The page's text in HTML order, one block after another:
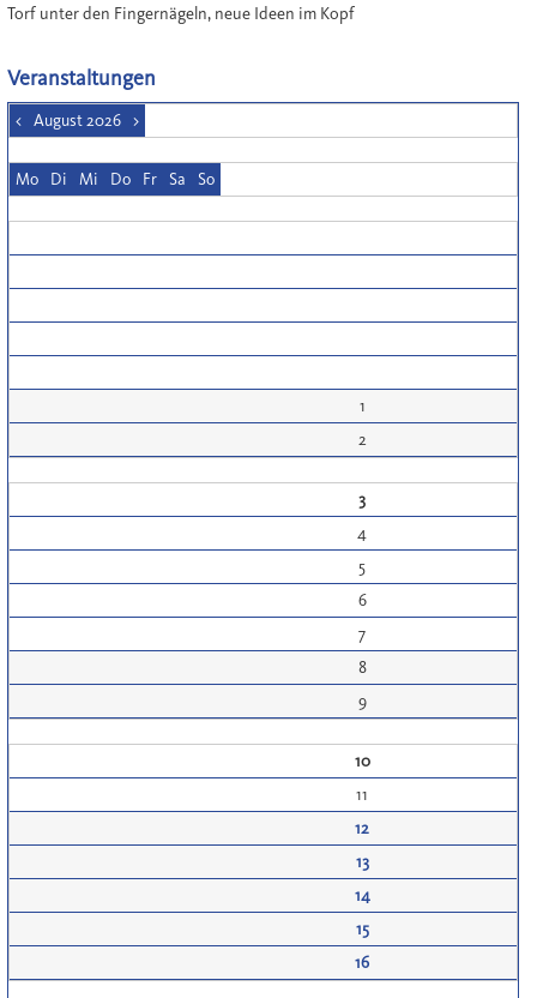
Torf unter den Fingernägeln, neue Ideen im Kopf
Veranstaltungen
< August 2026 >
Mo Di Mi Do Fr Sa So
1
2
3
4
5
6
7
8
9
10
11
12
13
14
15
16